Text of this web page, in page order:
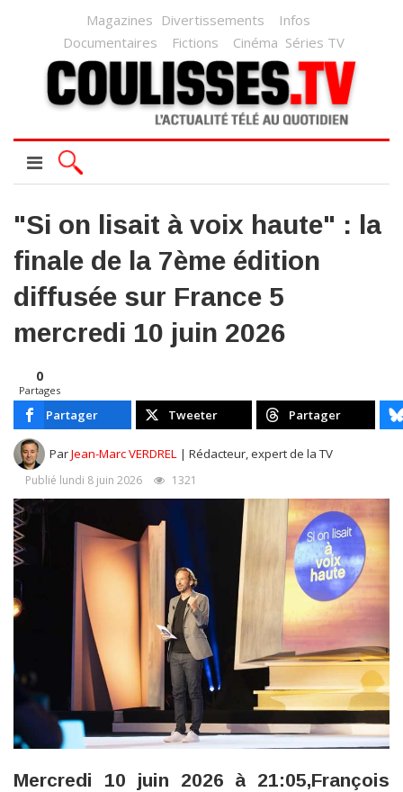
Magazines Divertissements
Infos
Documentaires
Fictions Cinéma Séries TV
"Si on lisait à voix haute" : la
finale de la 7ème édition
diffusée sur France 5
mercredi 10 juin 2026
0
Partages
Partager Tweeter Partager
ParJean-Marc VERDREL | Rédacteur, expert de la TV
Publié lundi 8 juin 2026 1321
Mercredi 10 juin 2026 à 21:05,François